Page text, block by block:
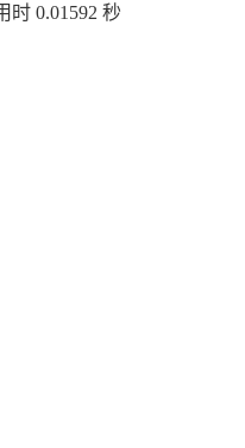
时 0.01592 秒